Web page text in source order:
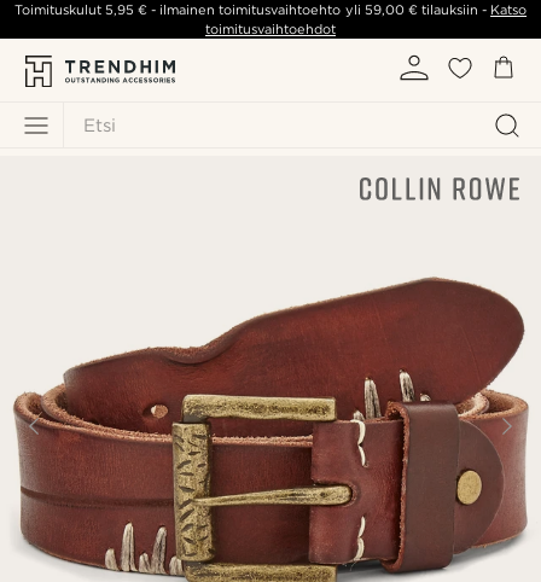
Etsi
Toimituskulut5,95 € - ilmainen toimitusvaihtoehto yli 59,00 €tilauksiin - Katso
toimitusvaihtoehdot